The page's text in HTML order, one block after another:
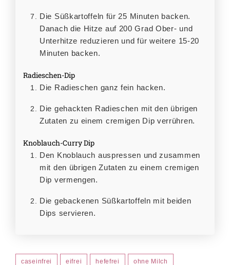
Die Süßkartoffeln für 25 Minuten backen.
Danach die Hitze auf 200 Grad Ober- und
Unterhitze reduzieren und für weitere 15-20
Minuten backen.
Radieschen-Dip
Die Radieschen ganz fein hacken.
Die gehackten Radieschen mit den übrigen
Zutaten zu einem cremigen Dip verrühren.
Knoblauch-Curry Dip
Den Knoblauch auspressen und zusammen
mit den übrigen Zutaten zu einem cremigen
Dip vermengen.
Die gebackenen Süßkartoffeln mit beiden
Dips servieren.
caseinfrei eifrei hefefrei ohne Milch